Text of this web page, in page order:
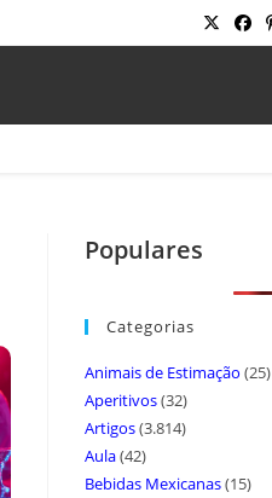
Populares
Categorias
Animais de Estimação (25)
Aperitivos(32)
Artigos(3.814)
Aula(42)
Bebidas Mexicanas(15)